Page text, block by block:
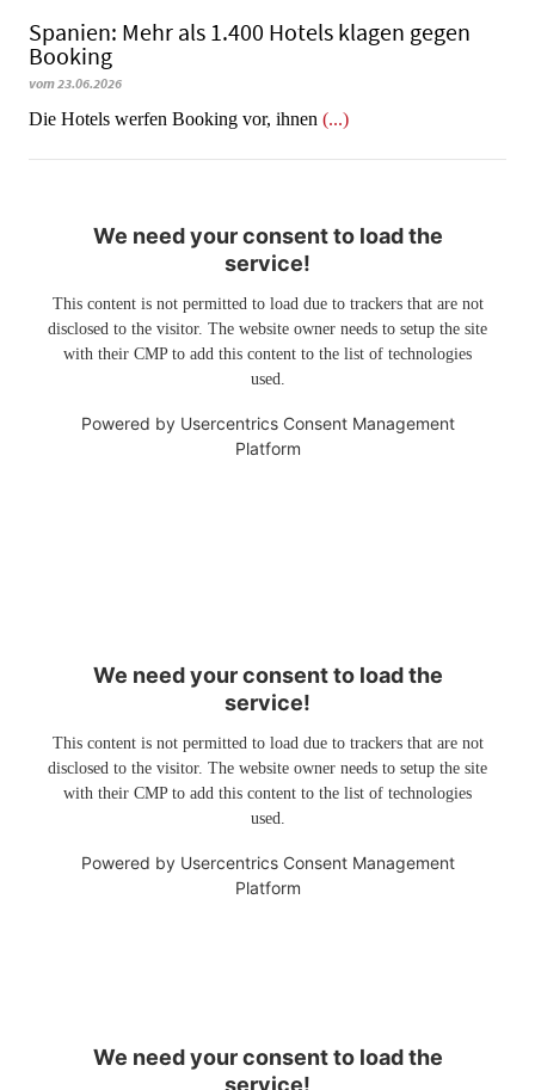
Spanien: Mehr als 1.400 Hotels klagen gegen
Booking
vom 23.06.2026
​​​​​​​Die Hotels werfen Booking vor, ihnen (...)
We need your consent to load the
service!
This content is not permitted to load due to trackers that are not
disclosed to the visitor. The website owner needs to setup the site
with their CMP to add this content to the list of technologies
used.
Powered by Usercentrics Consent Management
Platform
We need your consent to load the
service!
This content is not permitted to load due to trackers that are not
disclosed to the visitor. The website owner needs to setup the site
with their CMP to add this content to the list of technologies
used.
Powered by Usercentrics Consent Management
Platform
We need your consent to load the
service!